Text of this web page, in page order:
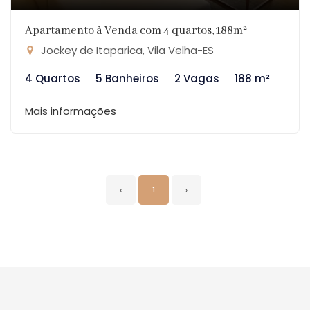
Apartamento à Venda com 4 quartos, 188m²
Jockey de Itaparica, Vila Velha-ES
4 Quartos
5 Banheiros 2 Vagas 188 m²
Mais informações
‹ 1 ›